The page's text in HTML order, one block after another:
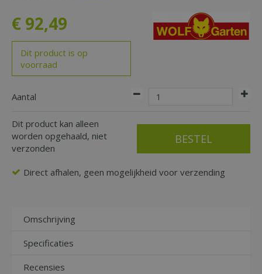
€ 92,49
Dit product is op
voorraad
Aantal
Dit product kan alleen
worden opgehaald, niet
verzonden
Direct afhalen, geen mogelijkheid voor verzending
Omschrijving
Specificaties
Recensies